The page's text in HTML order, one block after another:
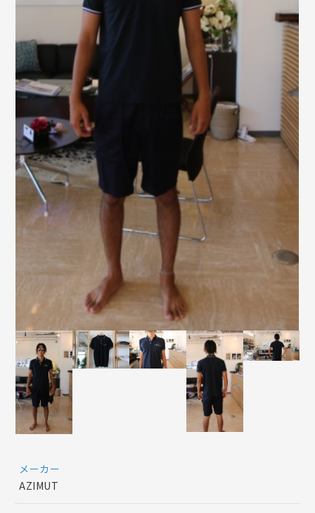
メーカー
AZIMUT